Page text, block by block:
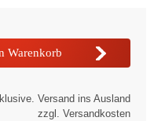
Versand ins Ausland
zzgl. Versandkosten